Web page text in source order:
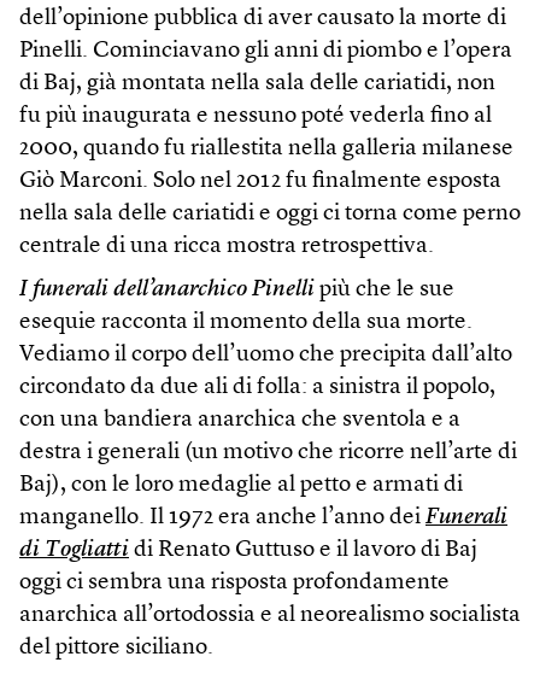
dell’opinione pubblica di aver causato la morte di
Pinelli. Cominciavano gli anni di piombo e l’opera
di Baj, già montata nella sala delle cariatidi, non
fu più inaugurata e nessuno poté vederla fino al
2000, quando fu riallestita nella galleria milanese
Giò Marconi. Solo nel 2012 fu finalmente esposta
nella sala delle cariatidi e oggi ci torna come perno
centrale di una ricca mostra retrospettiva.
I funerali dell’anarchico Pinelli più che le sue
esequie racconta il momento della sua morte.
Vediamo il corpo dell’uomo che precipita dall’alto
circondato da due ali di folla: a sinistra il popolo,
con una bandiera anarchica che sventola e a
destra i generali (un motivo che ricorre nell’arte di
Baj), con le loro medaglie al petto e armati di
manganello. Il 1972 era anche l’anno dei Funerali
di Togliatti di Renato Guttuso e il lavoro di Baj
oggi ci sembra una risposta profondamente
anarchica all’ortodossia e al neorealismo socialista
del pittore siciliano.